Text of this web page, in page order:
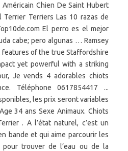
Chien De Saint Hubert
Terrier Terriers Las 10 razas de
El perro es el mejor
cabe; pero algunas … Ramsey
of the true Staffordshire
yet powerful with a striking
Je vends 4 adorables chiots
Téléphone 0617854417 ...
les prix seront variables
34 ans Sexe Animaux. Chiots
. A l’état naturel, c’est un
bande et qui aime parcourir les
pour trouver de l’eau ou de la